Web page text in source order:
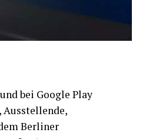
bei Google Play
Ausstellende,
Berliner